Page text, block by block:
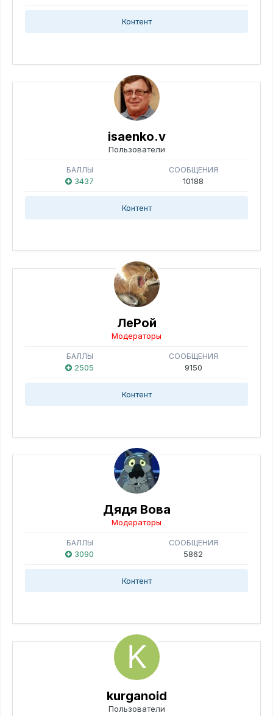
Контент
isaenko.v
Пользователи
БАЛЛЫ
3437
СООБЩЕНИЯ
10188
Контент
ЛеРой
Модераторы
БАЛЛЫ
2505
СООБЩЕНИЯ
9150
Контент
Дядя Вова
Модераторы
БАЛЛЫ
3090
СООБЩЕНИЯ
5862
Контент
kurganoid
Пользователи